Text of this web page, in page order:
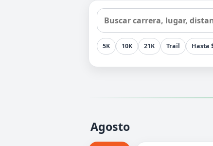
Buscar carreras
5K 10K 21K Trail Hasta
Agosto